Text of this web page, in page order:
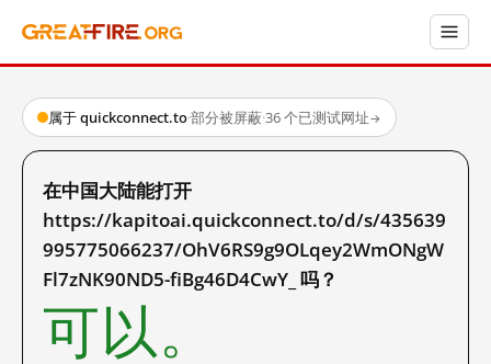
属于 quickconnect.to·部分被屏蔽·36 个已测试网址→
在中国大陆能打开
https://kapitoai.quickconnect.to/d/s/435639
995775066237/OhV6RS9g9OLqey2WmONgW
Fl7zNK90ND5-fiBg46D4CwY_ 吗？
可以。